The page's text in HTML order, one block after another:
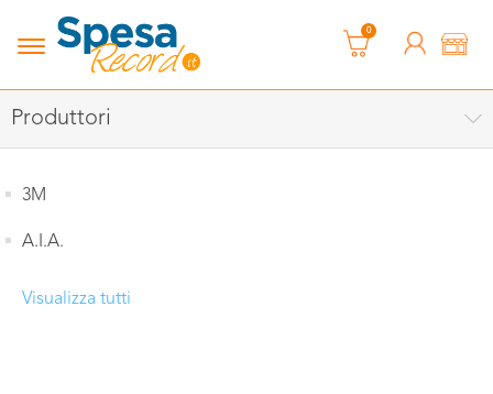
0
Produttori
3M
A.I.A.
Visualizza tutti